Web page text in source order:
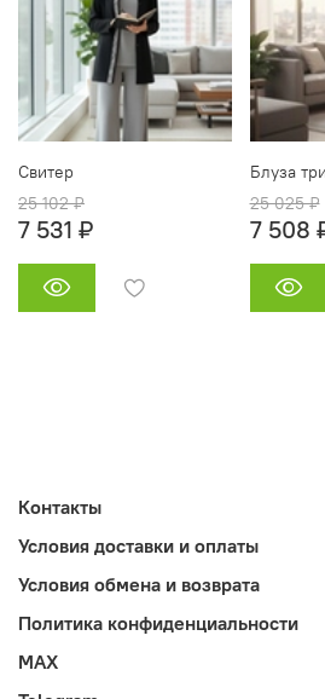
Свитер
25 102 ₽
7 531 ₽
Блуза
25 025 ₽
7 508
Контакты
Условия доставки и оплаты
Условия обмена и возврата
Политика конфиденциальности
MAX